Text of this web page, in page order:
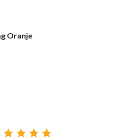
Oranje
   